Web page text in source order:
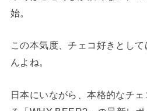
始。
この本気度、チェコ好きとし
んよね。
日本にいながら、本格的なチ